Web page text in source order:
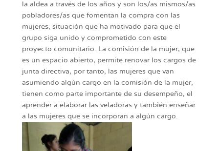
la aldea a través de los años y son los/as mismos/as
pobladores/as que fomentan la compra con las
mujeres, situación que ha motivado para que el
grupo siga unido y comprometido con este
proyecto comunitario. La comisión de la mujer, que
es un espacio abierto, permite renovar los cargos de
junta directiva, por tanto, las mujeres que van
asumiendo algún cargo en la comisión de la mujer,
tienen como parte importante de su desempeño, el
aprender a elaborar las veladoras y también enseñar
a las mujeres que se incorporan a algún cargo.